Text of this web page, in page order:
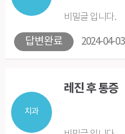
답변완료
비밀글 입니다.
2024-04-03
치과
레진 후 통증